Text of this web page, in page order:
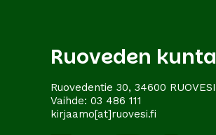
Ruoveden kunta
Ruovedentie 30, 34600 RUOVESI
Vaihde: 03 486 111
kirjaamo[at]ruovesi.fi